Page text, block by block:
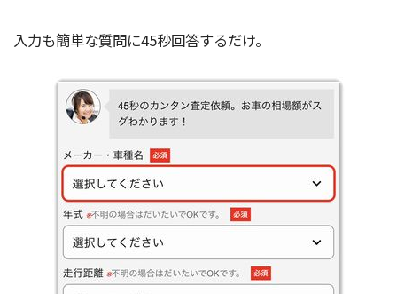
入力も簡単な質問に45秒回答するだけ。